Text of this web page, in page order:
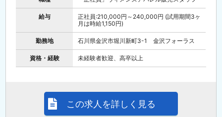
給与
正社員:210,000円～240,000円 (試用期間3ヶ
月は時給1,150円)
勤務地 石川県金沢市堀川新町3-1 金沢フォーラス
資格・経験 未経験者歓迎、高卒以上
この求人を詳しく見る